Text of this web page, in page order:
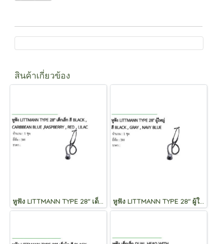
สินค้าเกี่ยวข้อง
หูฟัง LITTMANN TYPE 28" เด็กเล็ก สี BLACK , CARIBBEAN BLUE ,RASPBERRY , RED , LILAC หูฟัง LITTMANN TYPE 28" ผู้ใหญ่ สี BLACK , GRAY , NAVY BLUE